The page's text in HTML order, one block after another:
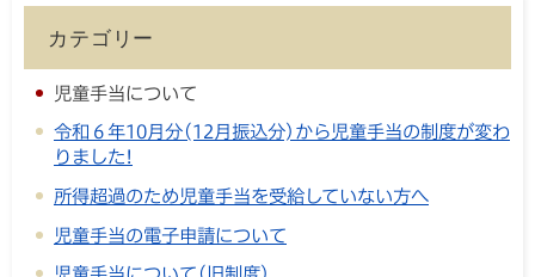
カテゴリー
児童手当について
令和６年10月分(12月振込分)から児童手当の制度が変わ
りました!
所得超過のため児童手当を受給していない方へ
児童手当の電子申請について